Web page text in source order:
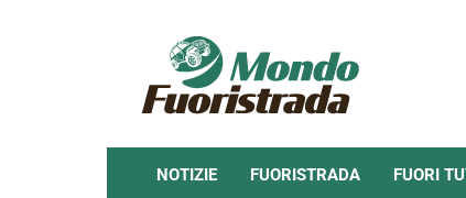
NOTIZIE FUORISTRADA FUORI